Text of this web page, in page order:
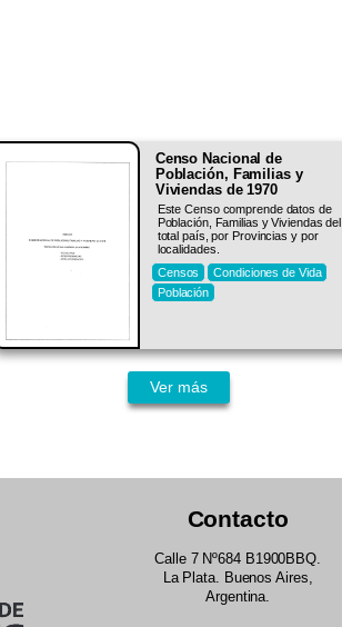
Censo Nacional de
Población, Familias y
Viviendas de 1970
Este Censo comprende datos de
Población, Familias y Viviendas del
total país, por Provincias y por
localidades.
Censos
Condiciones de Vida
Población
Ver más
Contacto
Calle 7 Nº684 B1900BBQ.
La Plata. Buenos Aires,
Argentina.